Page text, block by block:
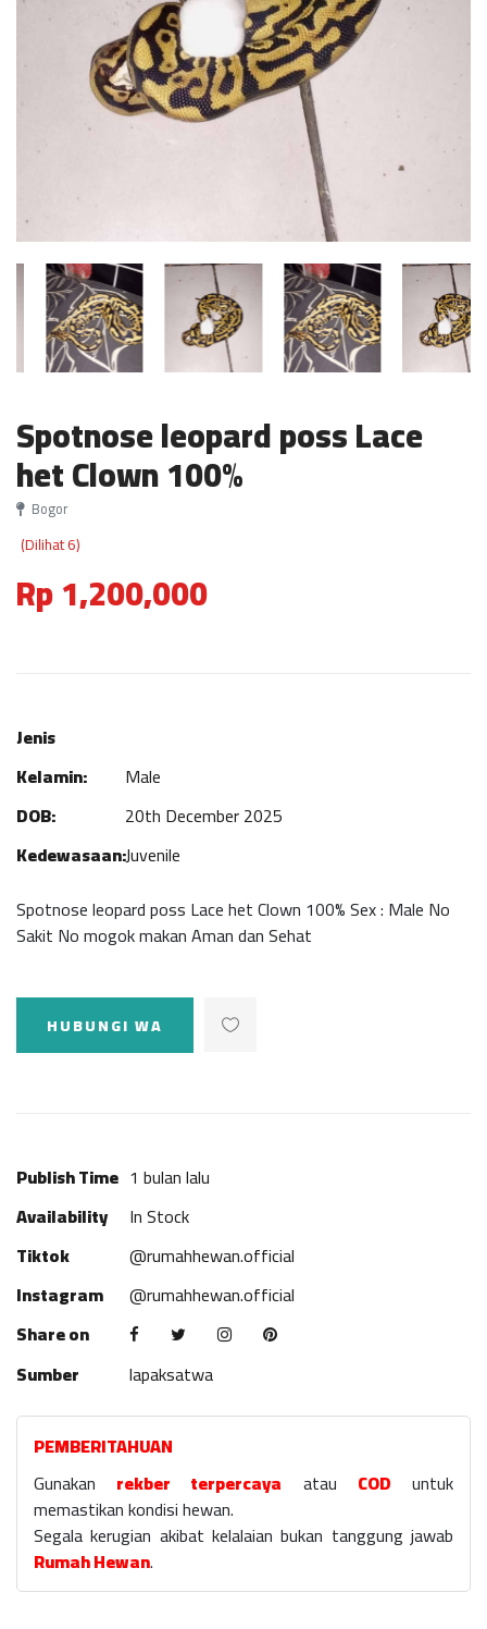
Spotnose leopard poss Lace
het Clown 100%
Bogor
(Dilihat 6)
Rp 1,200,000
Jenis
Kelamin:
Male
DOB:
20th December 2025
Kedewasaan:Juvenile
Spotnose leopard poss Lace het Clown 100% Sex : Male No
Sakit No mogok makan Aman dan Sehat
HUBUNGI WA
Publish Time 1 bulan lalu
Availability
In Stock
Tiktok
@rumahhewan.official
Instagram
@rumahhewan.official
Share on
Sumber
lapaksatwa
PEMBERITAHUAN
Gunakan rekber terpercaya atau COD untuk
memastikan kondisi hewan.
Segala kerugian akibat kelalaian bukan tanggung jawab
Rumah Hewan.